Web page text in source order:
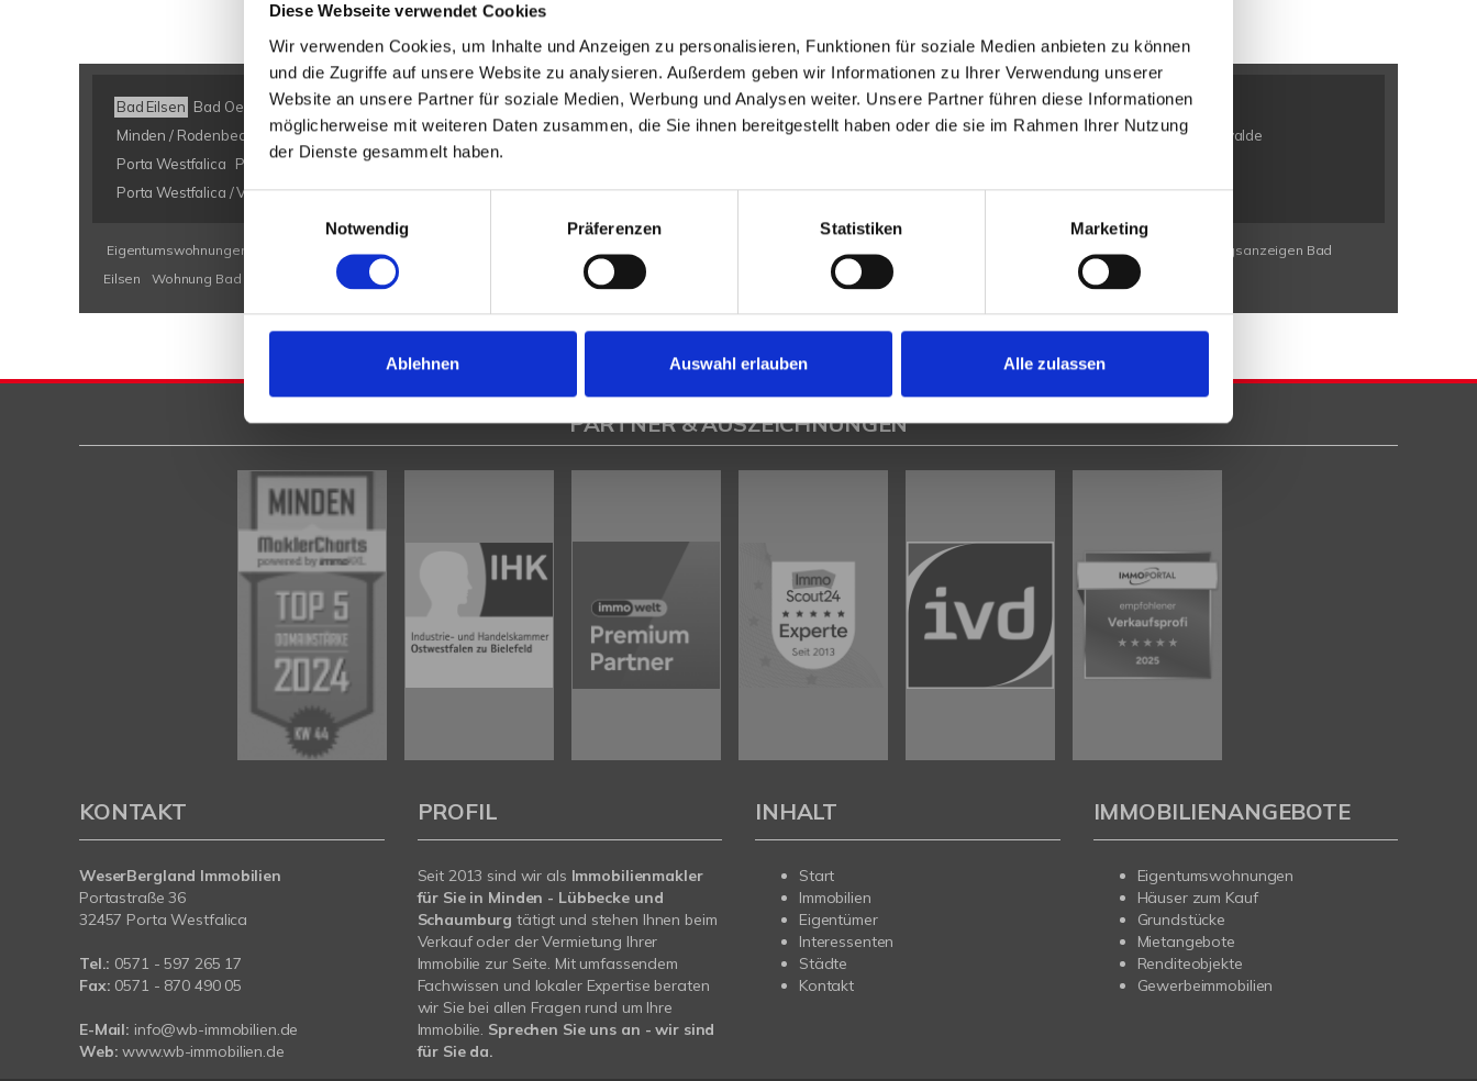
Diese Webseite verwendet Cookies
Wir verwenden Cookies, um Inhalte und Anzeigen zu personalisieren, Funktionen für soziale Medien anbieten zu können
und die Zugriffe auf unsere Website zu analysieren. Außerdem geben wir Informationen zu Ihrer Verwendung unserer
Website an unsere Partner für soziale Medien, Werbung und Analysen weiter. Unsere Partner führen diese Informationen
möglicherweise mit weiteren Daten zusammen, die Sie ihnen bereitgestellt haben oder die sie im Rahmen Ihrer Nutzung
der Dienste gesammelt haben.
Notwendig
Präferenzen Statistiken Marketing
Ablehnen Auswahl erlauben Alle zulassen
Bad Eilsen Bad Oeynhausen Bad Salzuflen Bückeburg Heeßen Herford Hespe Hille Kalletal Lübbecke Löhne Minden Minden / Bölhorst Minden / Kutenhausen
Minden / Rodenbeck
Minden Kutenhausen Obernkirchen Petershagen Petershagen / Bierde Petershagen / Döhren Petershagen / Eldagsen
Petershagen / Friedewalde
Porta Westfalica
Porta Westfalica / Barkhausen Porta Westfalica / Eisbergen
Porta Westfalica / Veltheim Porta Westfalica / Vennebeck Rahden Rinteln Vlotho
Eigentumswohnungen Bad Eilsen Eigentumswohnung Bad Eilsen Immo Bad Eilsen Wohnung suche Bad Eilsen Wohnungssuche Bad Eilsen
Wohnungsanzeigen Bad
Eilsen
Wohnung Bad Eilsen kaufen Bad Eilsen Immobilien Bad Eilsen Immobilienkauf Bad Eilsen
PARTNER & AUSZEICHNUNGEN
KONTAKT
WeserBergland Immobilien
Portastraße 36
32457 Porta Westfalica
Tel.: 0571 - 597 265 17
Fax: 0571 - 870 490 05
E-Mail: info@wb-immobilien.de
Web: www.wb-immobilien.de
PROFIL
Seit 2013 sind wir als Immobilienmakler
für Sie in Minden - Lübbecke und
Schaumburgtätigt und stehen Ihnen beim
Verkauf oder der Vermietung Ihrer
Immobilie zur Seite. Mit umfassendem
Fachwissen und lokaler Expertise beraten
wir Sie bei allen Fragen rund um Ihre
Immobilie. Sprechen Sie uns an - wir sind
für Sie da.
INHALT
Start
Immobilien
Eigentümer
Interessenten
Städte
Kontakt
IMMOBILIENANGEBOTE
Eigentumswohnungen
Häuser zum Kauf
Grundstücke
Mietangebote
Renditeobjekte
Gewerbeimmobilien